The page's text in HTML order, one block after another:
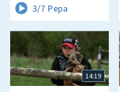
3/7 Pepa
14:19